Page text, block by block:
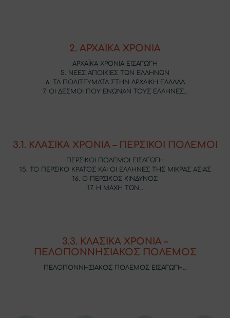
2. ΑΡΧΑΪΚΑ ΧΡΟΝΙΑ
ΑΡΧΑΪΚΑ ΧΡΟΝΙΑ ΕΙΣΑΓΩΓΗ
5. ΝΕΕΣ ΑΠΟΙΚΙΕΣ ΤΩΝ ΕΛΛΗΝΩΝ
6. ΤΑ ΠΟΛΙΤΕΥΜΑΤΑ ΣΤΗΝ ΑΡΧΑΙΚΗ ΕΛΛΑΔΑ
7. ΟΙ ΔΕΣΜΟΙ ΠΟΥ ΕΝΩΝΑΝ ΤΟΥΣ ΕΛΛΗΝΕΣ…
3.1. ΚΛΑΣΙΚΑ ΧΡΟΝΙΑ – ΠΕΡΣΙΚΟΙ ΠΟΛΕΜΟΙ
ΠΕΡΣΙΚΟΙ ΠΟΛΕΜΟΙ ΕΙΣΑΓΩΓΗ
15. ΤΟ ΠΕΡΣΙΚΟ ΚΡΑΤΟΣ ΚΑΙ ΟΙ ΕΛΛΗΝΕΣ ΤΗΣ ΜΙΚΡΑΣ ΑΣΙΑΣ
16. Ο ΠΕΡΣΙΚΟΣ ΚΙΝΔΥΝΟΣ
17. Η ΜΑΧΗ ΤΩΝ…
3.3. ΚΛΑΣΙΚΑ ΧΡΟΝΙΑ –
ΠΕΛΟΠΟΝΝΗΣΙΑΚΟΣ ΠΟΛΕΜΟΣ
ΠΕΛΟΠΟΝΝΗΣΙΑΚΟΣ ΠΟΛΕΜΟΣ ΕΙΣΑΓΩΓΗ…